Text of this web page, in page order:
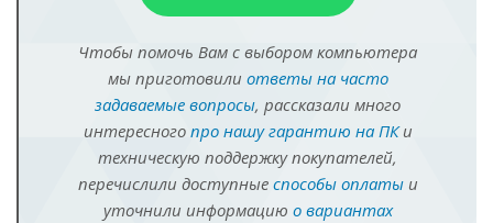
Чтобы помочь Вам с выбором компьютера
мы приготовили ответы на часто
задаваемые вопросы, рассказали много
интересного про нашу гарантию на ПКи
техническую поддержку покупателей,
перечислили доступные способы оплатыи
уточнили информацию о вариантах